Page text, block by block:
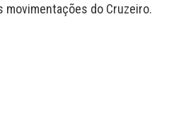
movimentações do Cruzeiro.